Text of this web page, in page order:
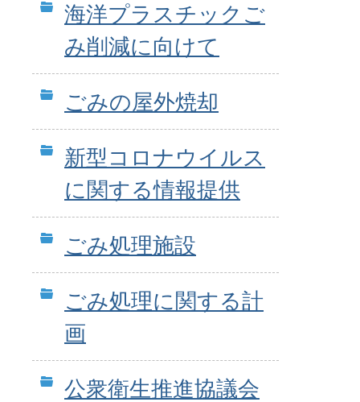
海洋プラスチックご
み削減に向けて
ごみの屋外焼却
新型コロナウイルス
に関する情報提供
ごみ処理施設
ごみ処理に関する計
画
公衆衛生推進協議会